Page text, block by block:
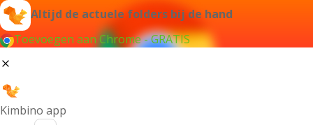
Altijd de actuele folders bij de hand
Toevoegen aan Chrome - GRATIS
Kimbino app